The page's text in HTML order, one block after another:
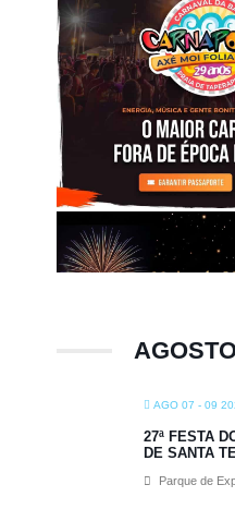
AGO 07 - 09
27ª FESTA
DE SANTA
Parque de